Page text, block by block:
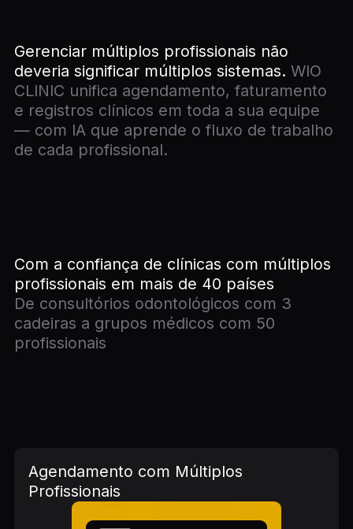
Gerenciar múltiplos profissionais não
deveria significar múltiplos sistemas. WIO
CLINIC unifica agendamento, faturamento
e registros clínicos em toda a sua equipe
— com IA que aprende o fluxo de trabalho
de cada profissional.
Com a confiança de clínicas com múltiplos
profissionais em mais de 40 países
De consultórios odontológicos com 3
cadeiras a grupos médicos com 50
profissionais
Agendamento com Múltiplos
Profissionais